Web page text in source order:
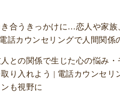
合うきっかけに…恋人や家族
話カウンセリングで人間関係
との関係で生じた心の悩み
り入れよう | 電話カウンセリ
も視野に